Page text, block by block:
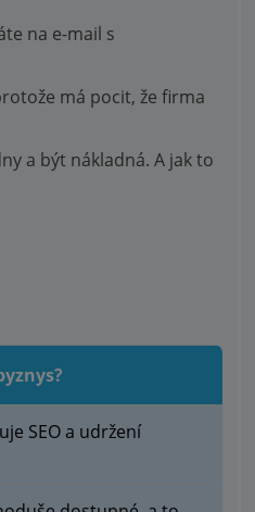
na e-mail s
má pocit, že firma
a být nákladná. A jak to
SEO a udržení